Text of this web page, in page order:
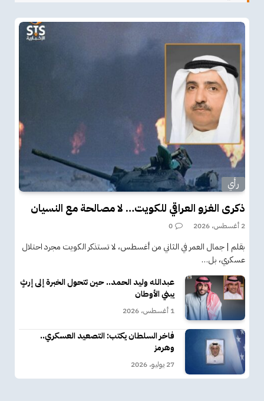
رأي
ذكرى الغزو العراقي للكويت… لا مصالحة مع النسيان
2 أغسطس، 2026 0
بقلم | جمال العمر في الثاني من أغسطس، لا تستذكر الكويت مجرد احتلال
عسكري، بل…
عبدالله وليد الحمد.. حين تتحول الخبرة إلى إرثٍ
يبني الأوطان
1 أغسطس، 2026
فاخر السلطان يكتب: التصعيد العسكري..
وهرمز
27 يوليو، 2026